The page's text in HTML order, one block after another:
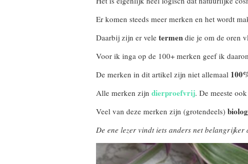
Er komen steeds meer merken en het wordt
Daarbij zijn er vele termen die je om de oren
Voor ik inga op de 100+ merken geef ik
De merken in dit artikel zijn niet allemaal
Alle merken zijn dierproefvrij. De meeste
Veel van deze merken zijn (grotendeels)
De ene lezer vindt iets anders net